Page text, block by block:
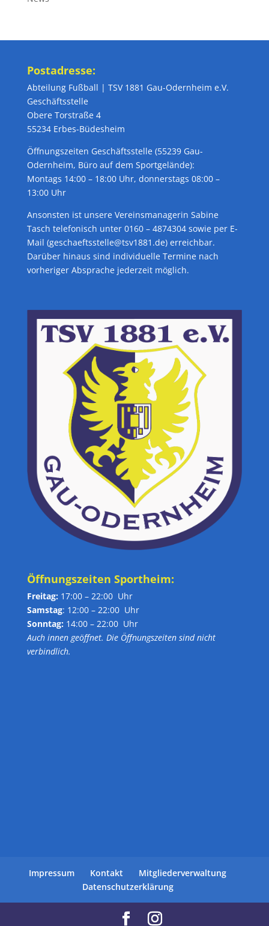
Postadresse:
Abteilung Fußball | TSV 1881 Gau-Odernheim e.V.
Geschäftsstelle
Obere Torstraße 4
55234 Erbes-Büdesheim
Öffnungszeiten Geschäftsstelle (55239 Gau-
Odernheim, Büro auf dem Sportgelände):
Montags 14:00 – 18:00 Uhr, donnerstags 08:00 –
13:00 Uhr
Ansonsten ist unsere Vereinsmanagerin Sabine
Tasch telefonisch unter 0160 – 4874304 sowie per E-
Mail (geschaeftsstelle@tsv1881.de) erreichbar.
Darüber hinaus sind individuelle Termine nach
vorheriger Absprache jederzeit möglich.
Öffnungszeiten Sportheim:
Freitag: 17:00 – 22:00 Uhr
Samstag: 12:00 – 22:00 Uhr
Sonntag: 14:00 – 22:00 Uhr
Auch innen geöffnet. Die Öffnungszeiten sind nicht
verbindlich.
Impressum Kontakt
Mitgliederverwaltung
Datenschutzerklärung